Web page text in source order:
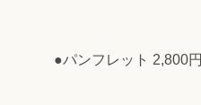
●パンフレット 2,800円